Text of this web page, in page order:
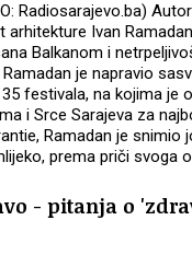
Radiosarajevo.ba)
arhitekture Ivan
Balkanom i
je napravio
festivala, na kojima je
i Srce Sarajeva za
Ramadan je snimio
prema priči svoga
- pitanja o